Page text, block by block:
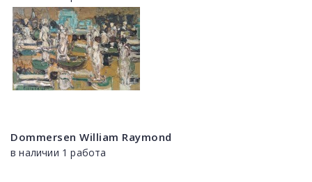
Dommersen William Raymond
в наличии 1 работа